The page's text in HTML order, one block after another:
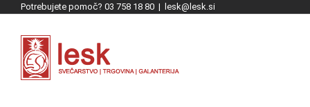
content
Potrebujete pomoč? 03 758 18 80 | lesk@lesk.si